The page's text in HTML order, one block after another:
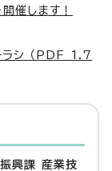
催します！
ラシ （PDF 1.7
興課 産業技